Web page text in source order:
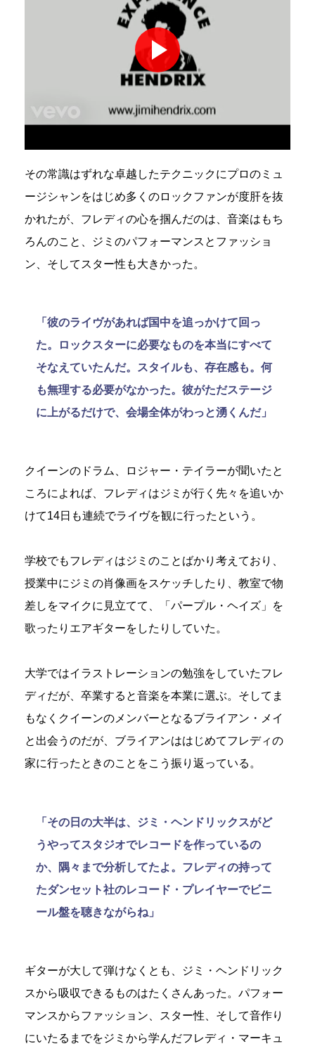
その常識はずれな卓越したテクニックにプロのミュ
ージシャンをはじめ多くのロックファンが度肝を抜
かれたが、フレディの心を掴んだのは、音楽はもち
ろんのこと、ジミのパフォーマンスとファッショ
ン、そしてスター性も大きかった。
「彼のライヴがあれば国中を追っかけて回っ
た。ロックスターに必要なものを本当にすべて
そなえていたんだ。スタイルも、存在感も。何
も無理する必要がなかった。彼がただステージ
に上がるだけで、会場全体がわっと湧くんだ」
クイーンのドラム、ロジャー・テイラーが聞いたと
ころによれば、フレディはジミが行く先々を追いか
けて14日も連続でライヴを観に行ったという。
学校でもフレディはジミのことばかり考えており、
授業中にジミの肖像画をスケッチしたり、教室で物
差しをマイクに見立てて、「パープル・ヘイズ」を
歌ったりエアギターをしたりしていた。
大学ではイラストレーションの勉強をしていたフレ
ディだが、卒業すると音楽を本業に選ぶ。そしてま
もなくクイーンのメンバーとなるブライアン・メイ
と出会うのだが、ブライアンははじめてフレディの
家に行ったときのことをこう振り返っている。
「その日の大半は、ジミ・ヘンドリックスがど
うやってスタジオでレコードを作っているの
か、隅々まで分析してたよ。フレディの持って
たダンセット社のレコード・プレイヤーでビニ
ール盤を聴きながらね」
ギターが大して弾けなくとも、ジミ・ヘンドリック
スから吸収できるものはたくさんあった。パフォー
マンスからファッション、スター性、そして音作り
にいたるまでをジミから学んだフレディ・マーキュ